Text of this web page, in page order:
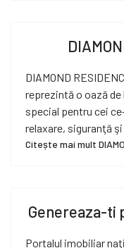
DIAMOND
reprezintă o oază
special pentru cei
relaxare, siguranţă şi
Citește mai mult
Genereaza-ti
Portalul imobiliar